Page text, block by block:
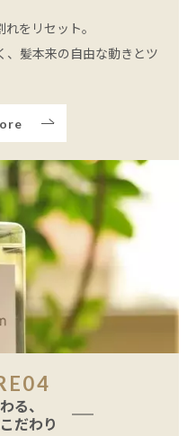
をリセット。
、髪本来の自由な動きとツ
る、
だわり